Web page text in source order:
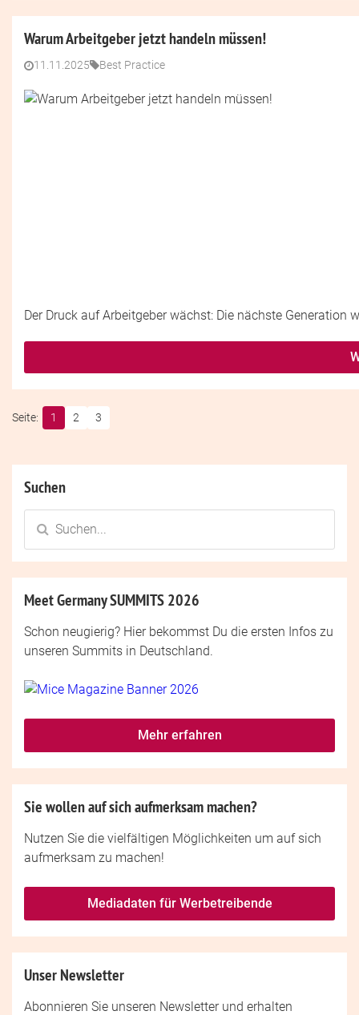
Warum Arbeitgeber jetzt handeln müssen!
11.11.2025 Best Practice
Der Druck auf Arbeitgeber wächst: Die nächste Generation
1 2 3
Suchen
Meet Germany SUMMITS 2026
Schon neugierig? Hier bekommst Du die ersten Infos zu
unseren Summits in Deutschland.
Mehr erfahren
Sie wollen auf sich aufmerksam machen?
Nutzen Sie die vielfältigen Möglichkeiten um auf sich
aufmerksam zu machen!
Mediadaten für Werbetreibende
Unser Newsletter
Abonnieren Sie unseren Newsletter und erhalten